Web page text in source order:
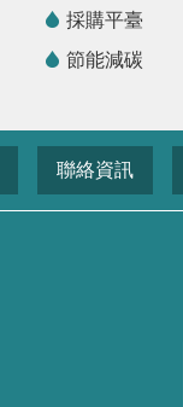
採購平臺
節能減碳
聯絡資訊